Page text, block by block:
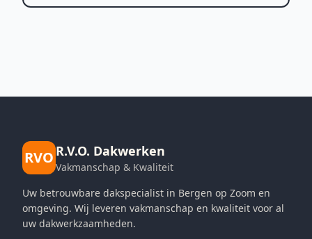
RVO R.V.O. Dakwerken
Vakmanschap & Kwaliteit
Uw betrouwbare dakspecialist in Bergen op Zoom en
omgeving. Wij leveren vakmanschap en kwaliteit voor al
uw dakwerkzaamheden.